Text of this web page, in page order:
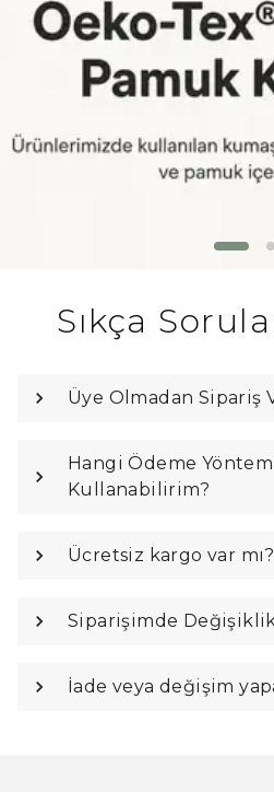
Sıkça
Üye Olmadan Sipariş
Hangi Ödeme
Kullanabilirim?
Ücretsiz kargo var mı?
Siparişimde
İade veya değişim